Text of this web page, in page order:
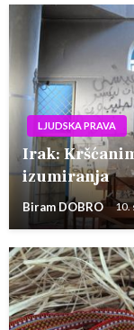
LJUDSKA PRAVA
Irak:
izumiranja
Biram DOBRO 10.